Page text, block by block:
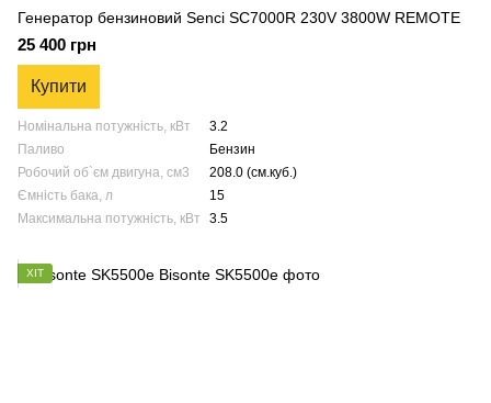
Генератор бензиновий Senci SC7000R 230V 3800W REMOTE
25 400 грн
Купити
Номінальна потужність, кВт
3.2
Паливо
Бензин
Робочий об`єм двигуна, см3
208.0 (см.куб.)
Ємність бака, л
15
Максимальна потужність, кВт
3.5
ХІТ